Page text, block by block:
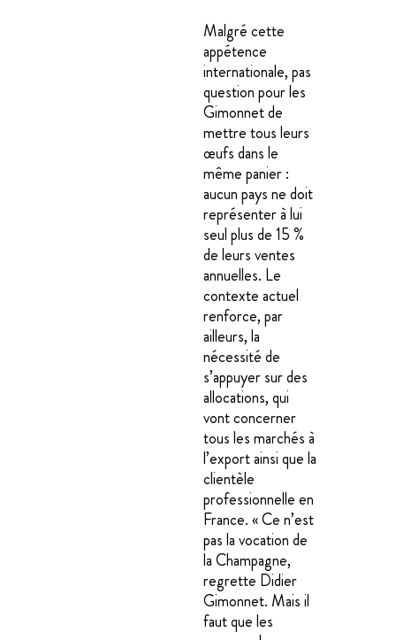
Malgré cette
appétence
internationale, pas
question pour les
Gimonnet de
mettre tous leurs
œufs dans le
même panier :
aucun pays ne doit
représenter à lui
seul plus de 15 %
de leurs ventes
annuelles. Le
contexte actuel
renforce, par
ailleurs, la
nécessité de
s’appuyer sur des
allocations, qui
vont concerner
tous les marchés à
l’export ainsi que la
clientèle
professionnelle en
France. « Ce n’est
pas la vocation de
la Champagne,
regrette Didier
Gimonnet. Mais il
faut que les